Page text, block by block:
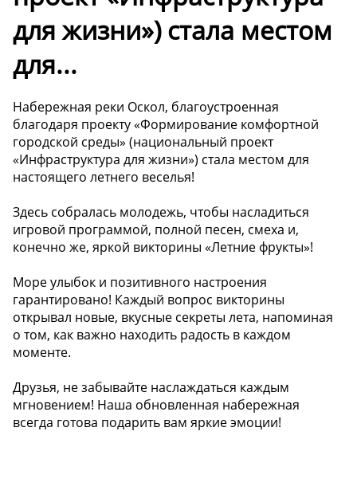
для жизни») стала местом
для...
Набережная реки Оскол, благоустроенная
благодаря проекту «Формирование комфортной
городской среды» (национальный проект
«Инфраструктура для жизни») стала местом для
настоящего летнего веселья!
Здесь собралась молодежь, чтобы насладиться
игровой программой, полной песен, смеха и,
конечно же, яркой викторины «Летние фрукты»!
Море улыбок и позитивного настроения
гарантировано! Каждый вопрос викторины
открывал новые, вкусные секреты лета, напоминая
о том, как важно находить радость в каждом
моменте.
Друзья, не забывайте наслаждаться каждым
мгновением! Наша обновленная набережная
всегда готова подарить вам яркие эмоции!